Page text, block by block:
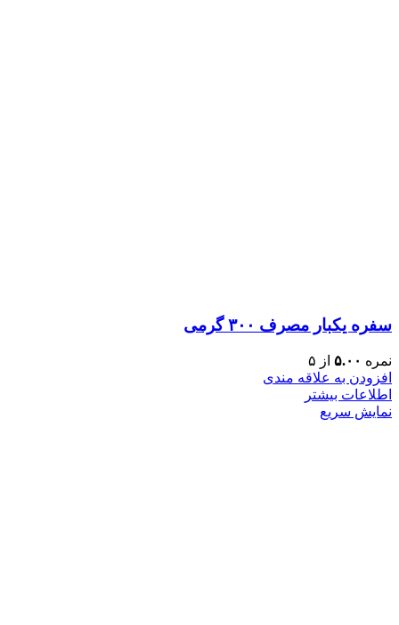
سفره یکبار مصرف ۳۰۰ گرمی
نمره ۵.۰۰ از ۵
افزودن به علاقه مندی
اطلاعات بیشتر
نمایش سریع